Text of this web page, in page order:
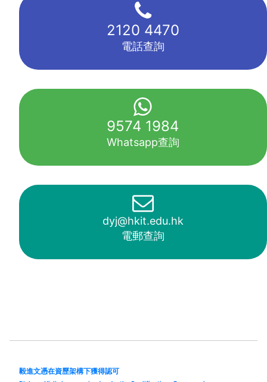
2120 4470
電話查詢
9574 1984
Whatsapp查詢
dyj@hkit.edu.hk
電郵查詢
毅進文憑在資歷架構下獲得認可